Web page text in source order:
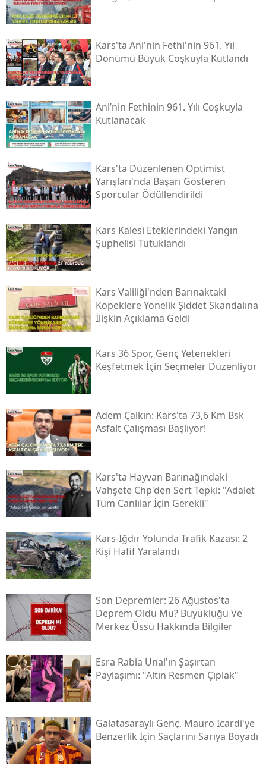
Manisa
Kahramanmaraş
Nevşehir
Niğde
Rize
Samsun
Siirt
Sivas
Trabzon
Şanlıurfa
Uşak
Aksaray
Bayburt
Kırıkkale
Şırnak
Kars'ta Ani'nin Fethi'nin 961. Yıl
Dönümü Büyük Coşkuyla Kutlandı
Ani’nin Fethinin 961. Yılı Coşkuyla
Kutlanacak
Kars'ta Düzenlenen Optimist
Yarışları'nda Başarı Gösteren
Sporcular Ödüllendirildi
Kars Kalesi Eteklerindeki Yangın
Şüphelisi Tutuklandı
Kars Valiliği'nden Barınaktaki
Köpeklere Yönelik Şiddet Skandalına
İlişkin Açıklama Geldi
Kars 36 Spor, Genç Yetenekleri
Keşfetmek İçin Seçmeler Düzenliyor
Adem Çalkın: Kars'ta 73,6 Km Bsk
Asfalt Çalışması Başlıyor!
Kars'ta Hayvan Barınağındaki
Vahşete Chp'den Sert Tepki: "adalet
Tüm Canlılar İçin Gerekli"
Kars-Iğdır Yolunda Trafik Kazası: 2
Kişi Hafif Yaralandı
Son Depremler: 26 Ağustos'ta
Deprem Oldu Mu? Büyüklüğü Ve
Merkez Üssü Hakkında Bilgiler
Esra Rabia Ünal'ın Şaşırtan
Paylaşımı: "altın Resmen Çıplak"
Galatasaraylı Genç, Mauro Icardi'ye
Benzerlik İçin Saçlarını Sarıya Boyadı